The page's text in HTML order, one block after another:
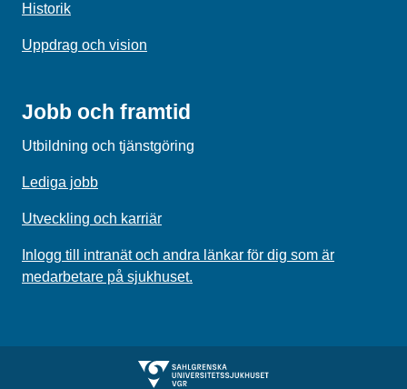
Historik
Uppdrag och vision
Jobb och framtid
Utbildning och tjänstgöring
Lediga jobb
Utveckling och karriär
Inlogg till intranät och andra länkar för dig som är
medarbetare på sjukhuset.